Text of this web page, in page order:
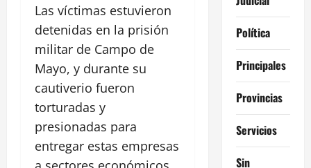
Las víctimas estuvieron
detenidas en la prisión
militar de Campo de
Mayo, y durante su
cautiverio fueron
torturadas y
presionadas para
entregar estas empresas
Política
Principales
Provincias
Servicios
Sin